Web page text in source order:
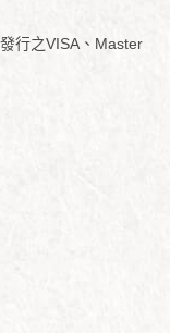
行之VISA、Master